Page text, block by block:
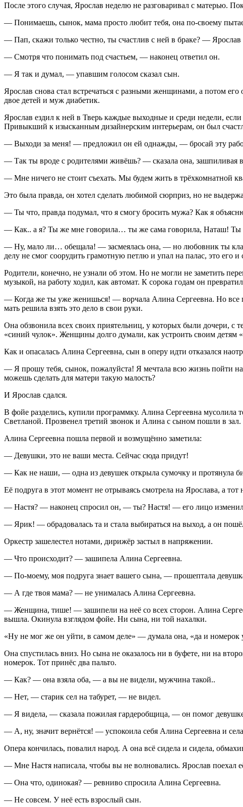
После этого случая, Ярослав неделю не разговаривал с матерью.
— Понимаешь, сынок, мама просто любит тебя, она по-своему
— Пап, скажи только честно, ты счастлив с ней в браке? —
— Смотря что понимать под счастьем, — наконец ответил он.
— Я так и думал, — упавшим голосом сказал сын.
Ярослав снова стал встречаться с разными женщинами, а потом
двое детей и муж диабетик.
Ярослав ездил к ней в Тверь каждые выходные и среди недели,
Привыкший к изысканным дизайнерским интерьерам, он был
— Выходи за меня! — предложил он ей однажды, — бросай эту
— Так ты вроде с родителями живёшь? — сказала она, зашпиливая
— Мне ничего не стоит съехать. Мы будем жить в трёхкомнатной
Это была правда, он хотел сделать любимой сюрприз, но не
— Ты что, правда подумал, что я смогу бросить мужа? Как я
— Как.. а я? Ты же мне говорила… ты же сама говорила, Наташ! Ты
— Ну, мало ли… обещала! — засмеялась она, — но любовник ты
делу не смог соорудить грамотную петлю и упал на палас, это его и
Родители, конечно, не узнали об этом. Но не могли не заметить
музыкой, на работу ходил, как автомат. К сорока годам он
— Когда же ты уже женишься! — ворчала Алина Сергеевна. Но все
мать решила взять это дело в свои руки.
Она обзвонила всех своих приятельниц, у которых были дочери, с
«синий чулок». Женщины долго думали, как устроить своим детям
Как и опасалась Алина Сергеевна, сын в оперу идти отказался
— Я прошу тебя, сынок, пожалуйста! Я мечтала всю жизнь пойти на
можешь сделать для матери такую малость?
И Ярослав сдался.
В фойе разделись, купили программку. Алина Сергеевна мусолила
Светланой. Прозвенел третий звонок и Алина с сыном пошли в
Алина Сергеевна пошла первой и возмущённо заметила:
— Девушки, это не ваши места. Сейчас сюда придут!
— Как не наши, — одна из девушек открыла сумочку и протянула
Её подруга в этот момент не отрываясь смотрела на Ярослава, а тот
— Настя? — наконец спросил он, — ты? Настя! — его лицо
— Ярик! — обрадовалась та и стала выбираться на выход, а он
Оркестр зашелестел нотами, дирижёр застыл в напряжении.
— Что происходит? — зашипела Алина Сергеевна.
— По-моему, моя подруга знает вашего сына, — прошептала
— А где твоя мама? — не унималась Алина Сергеевна.
— Женщина, тише! — зашипели на неё со всех сторон. Алина
вышла. Окинула взглядом фойе. Ни сына, ни той нахалки.
«Ну не мог же он уйти, в самом деле» — думала она, «да и номерок
Она спустилась вниз. Но сына не оказалось ни в буфете, ни на
номерок. Тот принёс два пальто.
— Как? — она взяла оба, — а вы не видели, мужчина такой..
— Нет, — старик сел на табурет, — не видел.
— Я видела, — сказала пожилая гардеробщица, — он помог
— А, ну, значит вернётся! — успокоила себя Алина Сергеевна и села
Опера кончилась, повалил народ. А она всё сидела и сидела,
— Мне Настя написала, чтобы вы не волновались. Ярослав поехал
— Она что, одинокая? — ревниво спросила Алина Сергеевна.
— Не совсем. У неё есть взрослый сын.